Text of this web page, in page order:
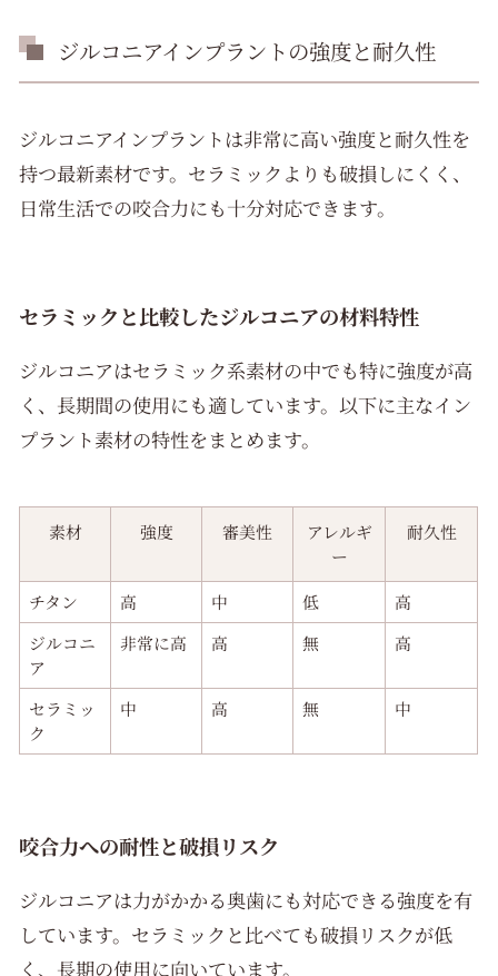
ジルコニアインプラントの強度と耐久性
ジルコニアインプラントは非常に高い強度と耐久性を
持つ最新素材です。セラミックよりも破損しにくく、
日常生活での咬合力にも十分対応できます。
セラミックと比較したジルコニアの材料特性
ジルコニアはセラミック系素材の中でも特に強度が高
く、長期間の使用にも適しています。以下に主なイン
プラント素材の特性をまとめます。
素材 強度 審美性
アレルギ
ー
耐久性
チタン 高 中 低
高
ジルコニ
ア
非常に高 高 無 高
セラミッ
ク
中 高 無 中
咬合力への耐性と破損リスク
ジルコニアは力がかかる奥歯にも対応できる強度を有
しています。セラミックと比べても破損リスクが低
く、長期の使用に向いています。